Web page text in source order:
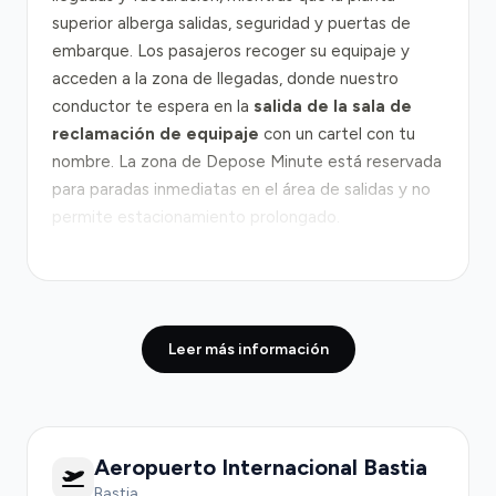
superior alberga salidas, seguridad y puertas de
embarque. Los pasajeros recoger su equipaje y
acceden a la zona de llegadas, donde nuestro
conductor te espera en la salida de la sala de
reclamación de equipaje con un cartel con tu
nombre. La zona de Depose Minute está reservada
para paradas inmediatas en el área de salidas y no
permite estacionamiento prolongado.
vial principal de Córcega. En condiciones normales,
el viaje dura entre 20 y 30 minutos hasta el centro
significativo de tráfico. La congestión es más
Leer más información
Aeropuerto Internacional Bastia